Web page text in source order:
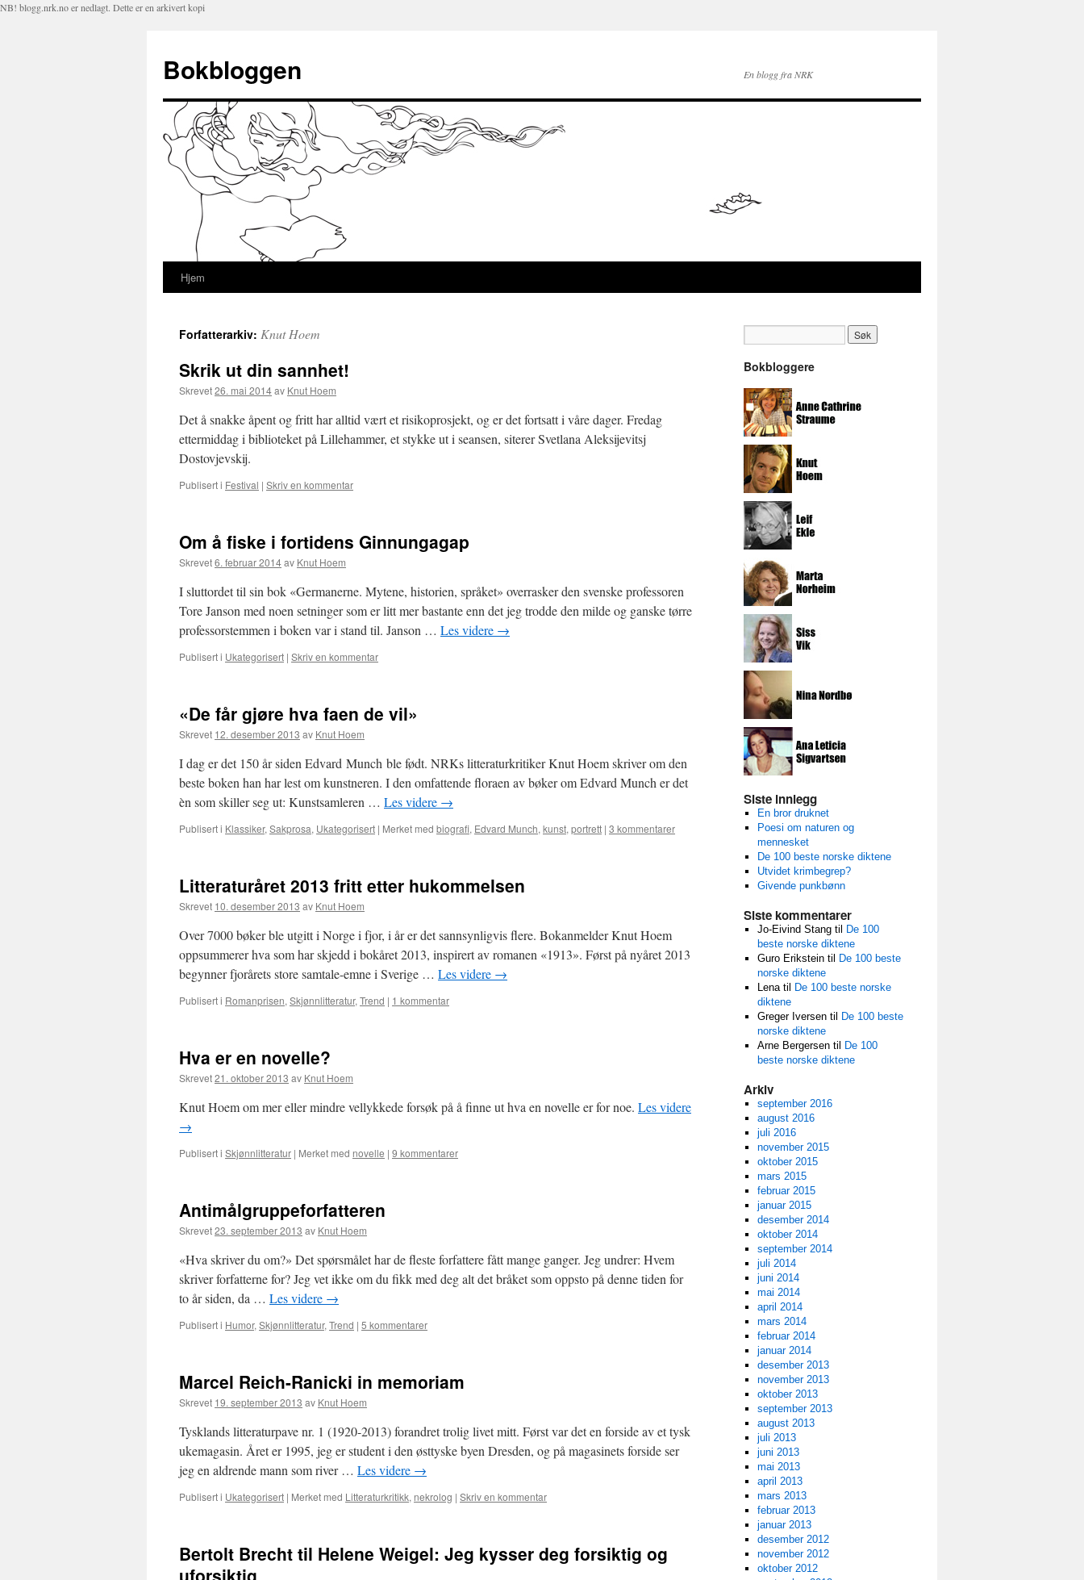
NB! blogg.nrk.no er nedlagt. Dette er en arkivert kopi
Bokbloggen En blogg fra NRK
Hopp
innhold
Hjem
Forfatterarkiv: Knut Hoem
Skrik ut din sannhet!
Skrevet26. mai 2014av Knut Hoem
Det å snakke åpent og fritt har alltid vært et risikoprosjekt, og er det fortsatt i våre dager. Fredag
ettermiddag i biblioteket på Lillehammer, et stykke ut i seansen, siterer Svetlana Aleksijevitsj
Dostovjevskij.
Publisert i Festival | Skriv en kommentar
Om å fiske i fortidens Ginnungagap
Skrevet6. februar 2014av Knut Hoem
I sluttordet til sin bok «Germanerne. Mytene, historien, språket» overrasker den svenske professoren
Tore Janson med noen setninger som er litt mer bastante enn det jeg trodde den milde og ganske tørre
professorstemmen i boken var i stand til. Janson … Les videre →
Publisert i Ukategorisert | Skriv en kommentar
«De får gjøre hva faen de vil»
Skrevet 12. desember 2013 av Knut Hoem
I dag er det 150 år siden Edvard Munch ble født. NRKs litteraturkritiker Knut Hoem skriver om den
beste boken han har lest om kunstneren. I den omfattende floraen av bøker om Edvard Munch er det
èn som skiller seg ut: Kunstsamleren … Les videre →
Publisert i Klassiker, Sakprosa, Ukategorisert | Merket med biografi, Edvard Munch, kunst, portrett | 3 kommentarer
Litteraturåret 2013 fritt etter hukommelsen
Skrevet 10. desember 2013 av Knut Hoem
Over 7000 bøker ble utgitt i Norge i fjor, i år er det sannsynligvis flere. Bokanmelder Knut Hoem
oppsummerer hva som har skjedd i bokåret 2013, inspirert av romanen «1913». Først på nyåret 2013
begynner fjorårets store samtale-emne i Sverige … Les videre →
Publisert i Romanprisen, Skjønnlitteratur, Trend | 1 kommentar
Hva er en novelle?
Skrevet21. oktober 2013 av Knut Hoem
Knut Hoem om mer eller mindre vellykkede forsøk på å finne ut hva en novelle er for noe. Les videre
→
Publisert i Skjønnlitteratur | Merket med novelle | 9 kommentarer
Antimålgruppeforfatteren
Skrevet23. september 2013 av Knut Hoem
«Hva skriver du om?» Det spørsmålet har de fleste forfattere fått mange ganger. Jeg undrer: Hvem
skriver forfatterne for? Jeg vet ikke om du fikk med deg alt det bråket som oppsto på denne tiden for
to år siden, da … Les videre →
Publisert i Humor, Skjønnlitteratur, Trend | 5 kommentarer
Marcel Reich-Ranicki in memoriam
Skrevet 19. september 2013 av Knut Hoem
Tysklands litteraturpave nr. 1 (1920-2013) forandret trolig livet mitt. Først var det en forside av et tysk
ukemagasin. Året er 1995, jeg er student i den østtyske byen Dresden, og på magasinets forside ser
jeg en aldrende mann som river … Les videre →
Publisert i Ukategorisert | Merket med Litteraturkritikk, nekrolog | Skriv en kommentar
Bertolt Brecht til Helene Weigel: Jeg kysser deg forsiktig og
uforsiktig
Bokbloggere
Siste innlegg
En bror druknet
Poesi om naturen og
mennesket
De 100 beste norske diktene
Utvidet krimbegrep?
Givende punkbønn
Siste kommentarer
Jo-Eivind Stangtil
De 100
beste norske diktene
Guro Eriksteintil
De 100 beste
norske diktene
Lenatil
De 100 beste norske
diktene
Greger Iversentil
De 100 beste
norske diktene
Arne Bergersentil
De 100
beste norske diktene
Arkiv
september 2016
august 2016
juli 2016
november 2015
oktober 2015
mars 2015
februar 2015
januar 2015
desember 2014
oktober 2014
september 2014
juli 2014
juni 2014
mai 2014
april 2014
mars 2014
februar 2014
januar 2014
desember 2013
november 2013
oktober 2013
september 2013
august 2013
juli 2013
juni 2013
mai 2013
april 2013
mars 2013
februar 2013
januar 2013
desember 2012
november 2012
oktober 2012